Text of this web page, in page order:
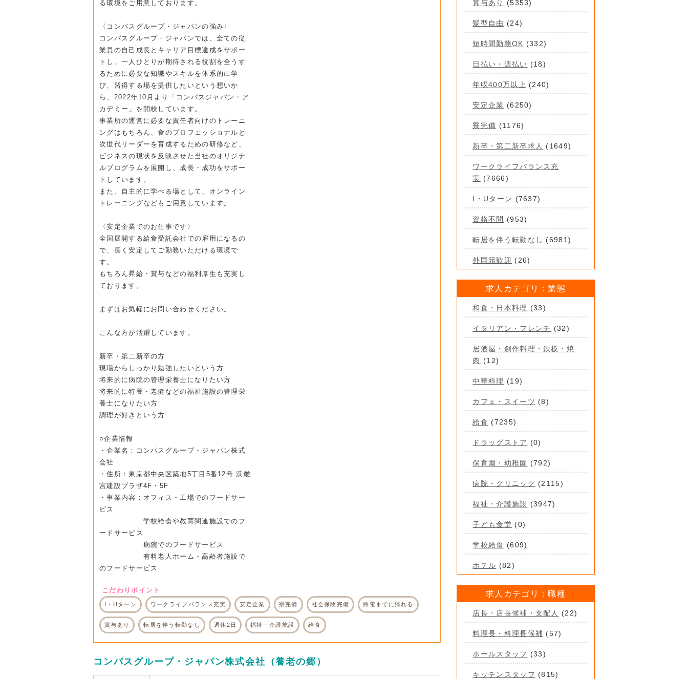
る環境をご用意しております。
〈コンパスグループ・ジャパンの強み〉
コンパスグループ・ジャパンでは、全ての従
業員の自己成長とキャリア目標達成をサポー
トし、一人ひとりが期待される役割を全うす
るために必要な知識やスキルを体系的に学
び、習得する場を提供したいという想いか
ら、2022年10月より「コンパスジャパン・ア
カデミー」を開校しています。
事業所の運営に必要な責任者向けのトレーニ
ングはもちろん、食のプロフェッショナルと
次世代リーダーを育成するための研修など、
ビジネスの現状を反映させた当社のオリジナ
ルプログラムを展開し、成長・成功をサポー
トしています。
また、自主的に学べる場として、オンライン
トレーニングなどもご用意しています。
〈安定企業でのお仕事です〉
全国展開する給食受託会社での雇用になるの
で、長く安定してご勤務いただける環境で
す。
もちろん昇給・賞与などの福利厚生も充実し
ております。
まずはお気軽にお問い合わせください。
こんな方が活躍しています。
新卒・第二新卒の方
現場からしっかり勉強したいという方
将来的に病院の管理栄養士になりたい方
将来的に特養・老健などの福祉施設の管理栄
養士になりたい方
調理が好きという方
○企業情報
・企業名：コンパスグループ・ジャパン株式
会社
・住所：東京都中央区築地5丁目5番12号 浜離
宮建設プラザ4F・5F
・事業内容：オフィス・工場でのフードサー
ビス
学校給食や教育関連施設でのフ
ードサービス
病院でのフードサービス
有料老人ホーム・高齢者施設で
のフードサービス
こだわりポイント
I・Uターン ワークライフバランス充実 安定企業 寮完備 社会保険完備 終電までに帰れる
賞与あり 転居を伴う転勤なし 週休2日 福祉・介護施設 給食
コンパスグループ・ジャパン株式会社（養老の郷）
賞与あり (5353)
髪型自由 (24)
短時間勤務OK (332)
日払い・週払い (18)
年収400万以上 (240)
安定企業 (6250)
寮完備 (1176)
新卒・第二新卒求人 (1649)
ワークライフバランス充
実 (7666)
I・Uターン (7637)
資格不問 (953)
転居を伴う転勤なし (6981)
外国籍歓迎 (26)
求人カテゴリ：業態
和食・日本料理 (33)
イタリアン・フレンチ (32)
居酒屋・創作料理・鉄板・焼
肉 (12)
中華料理 (19)
カフェ・スイーツ (8)
給食 (7235)
ドラッグストア (0)
保育園・幼稚園 (792)
病院・クリニック (2115)
福祉・介護施設 (3947)
子ども食堂 (0)
学校給食 (609)
ホテル (82)
求人カテゴリ：職種
店長・店長候補・支配人 (22)
料理長・料理長候補 (57)
ホールスタッフ (33)
キッチンスタッフ (815)